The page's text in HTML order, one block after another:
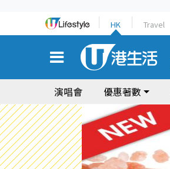
HK Travel
演唱會 優惠著數